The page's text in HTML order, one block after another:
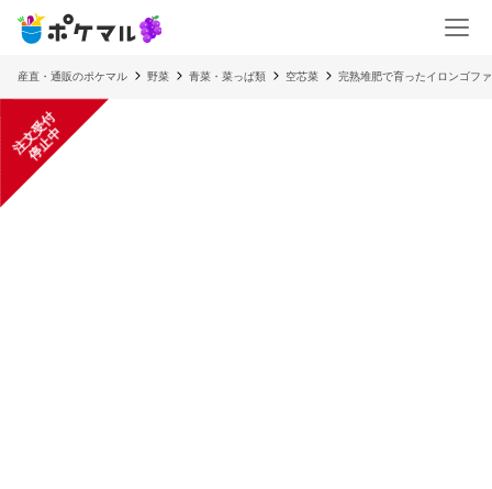
産直・通販のポケマル 野菜 青菜・菜っぱ類 空芯菜 完熟堆肥で育ったイロンゴフ
注
文
受
付
停
止
中